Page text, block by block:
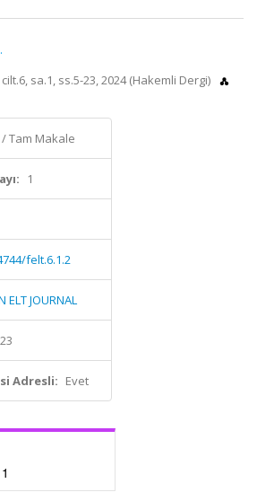
cilt.6, sa.1, ss.5-23, 2024 (Hakemli Dergi)
Tam Makale
1
felt.6.1.2
ELT JOURNAL
Adresli: Evet
1